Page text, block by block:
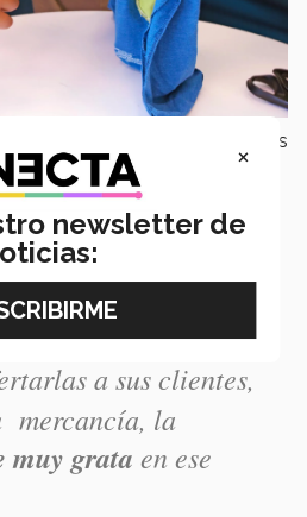
las bolsas
donde se
una
de plástico.
impactaralrededor de
al tianguis
querían bolsas
a sus clientes,
mercancía, la
muy grata en ese
×
newsletter de